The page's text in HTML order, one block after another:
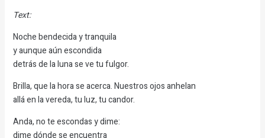
Text:
Noche bendecida y tranquila
y aunque aún escondida
detrás de la luna se ve tu fulgor.
Brilla, que la hora se acerca. Nuestros ojos anhelan
allá en la vereda, tu luz, tu candor.
Anda, no te escondas y dime:
dime dónde se encuentra